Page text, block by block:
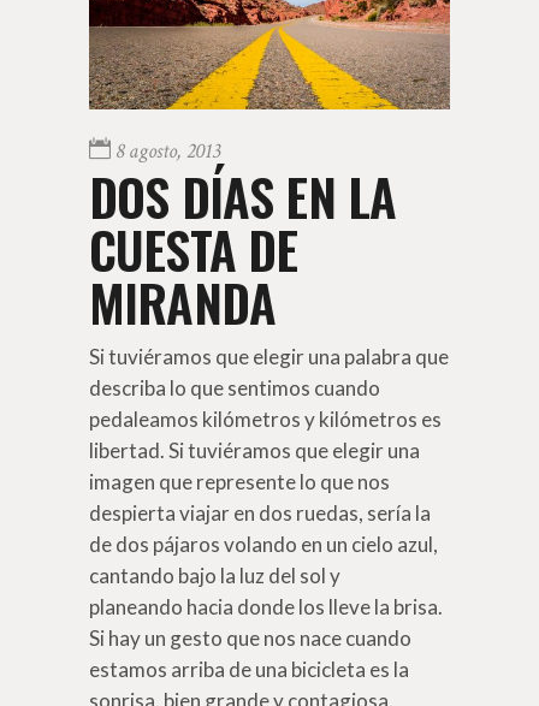
8 agosto, 2013
DOS DÍAS EN LA
CUESTA DE
MIRANDA
Si tuviéramos que elegir una palabra que
describa lo que sentimos cuando
pedaleamos kilómetros y kilómetros es
libertad. Si tuviéramos que elegir una
imagen que represente lo que nos
despierta viajar en dos ruedas, sería la
de dos pájaros volando en un cielo azul,
cantando bajo la luz del sol y
planeando hacia donde los lleve la brisa.
Si hay un gesto que nos nace cuando
estamos arriba de una bicicleta es la
sonrisa, bien grande y contagiosa.